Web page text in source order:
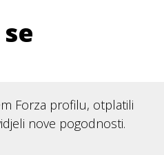
Forza profilu, otplatili
nove pogodnosti.